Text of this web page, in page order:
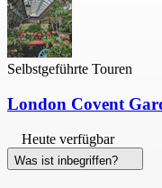
Selbstgeführte Touren
London Covent
Heute verfügbar
Was ist inbegriffen?